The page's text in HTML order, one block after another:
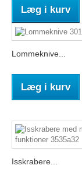
Læg i kurv
Lommeknive...
Læg i kurv
Isskrabere...